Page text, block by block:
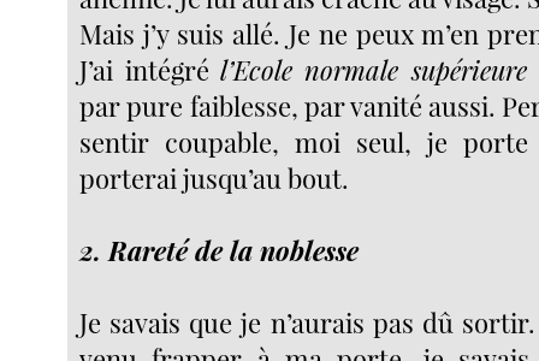
Mais j’y suis allé. Je ne peux m’en
J’ai intégré l’Ecole normale
par pure faiblesse, par vanité aussi.
sentir coupable, moi seul, je
porterai jusqu’au bout.
2. Rareté de la noblesse
Je savais que je n’aurais pas dû